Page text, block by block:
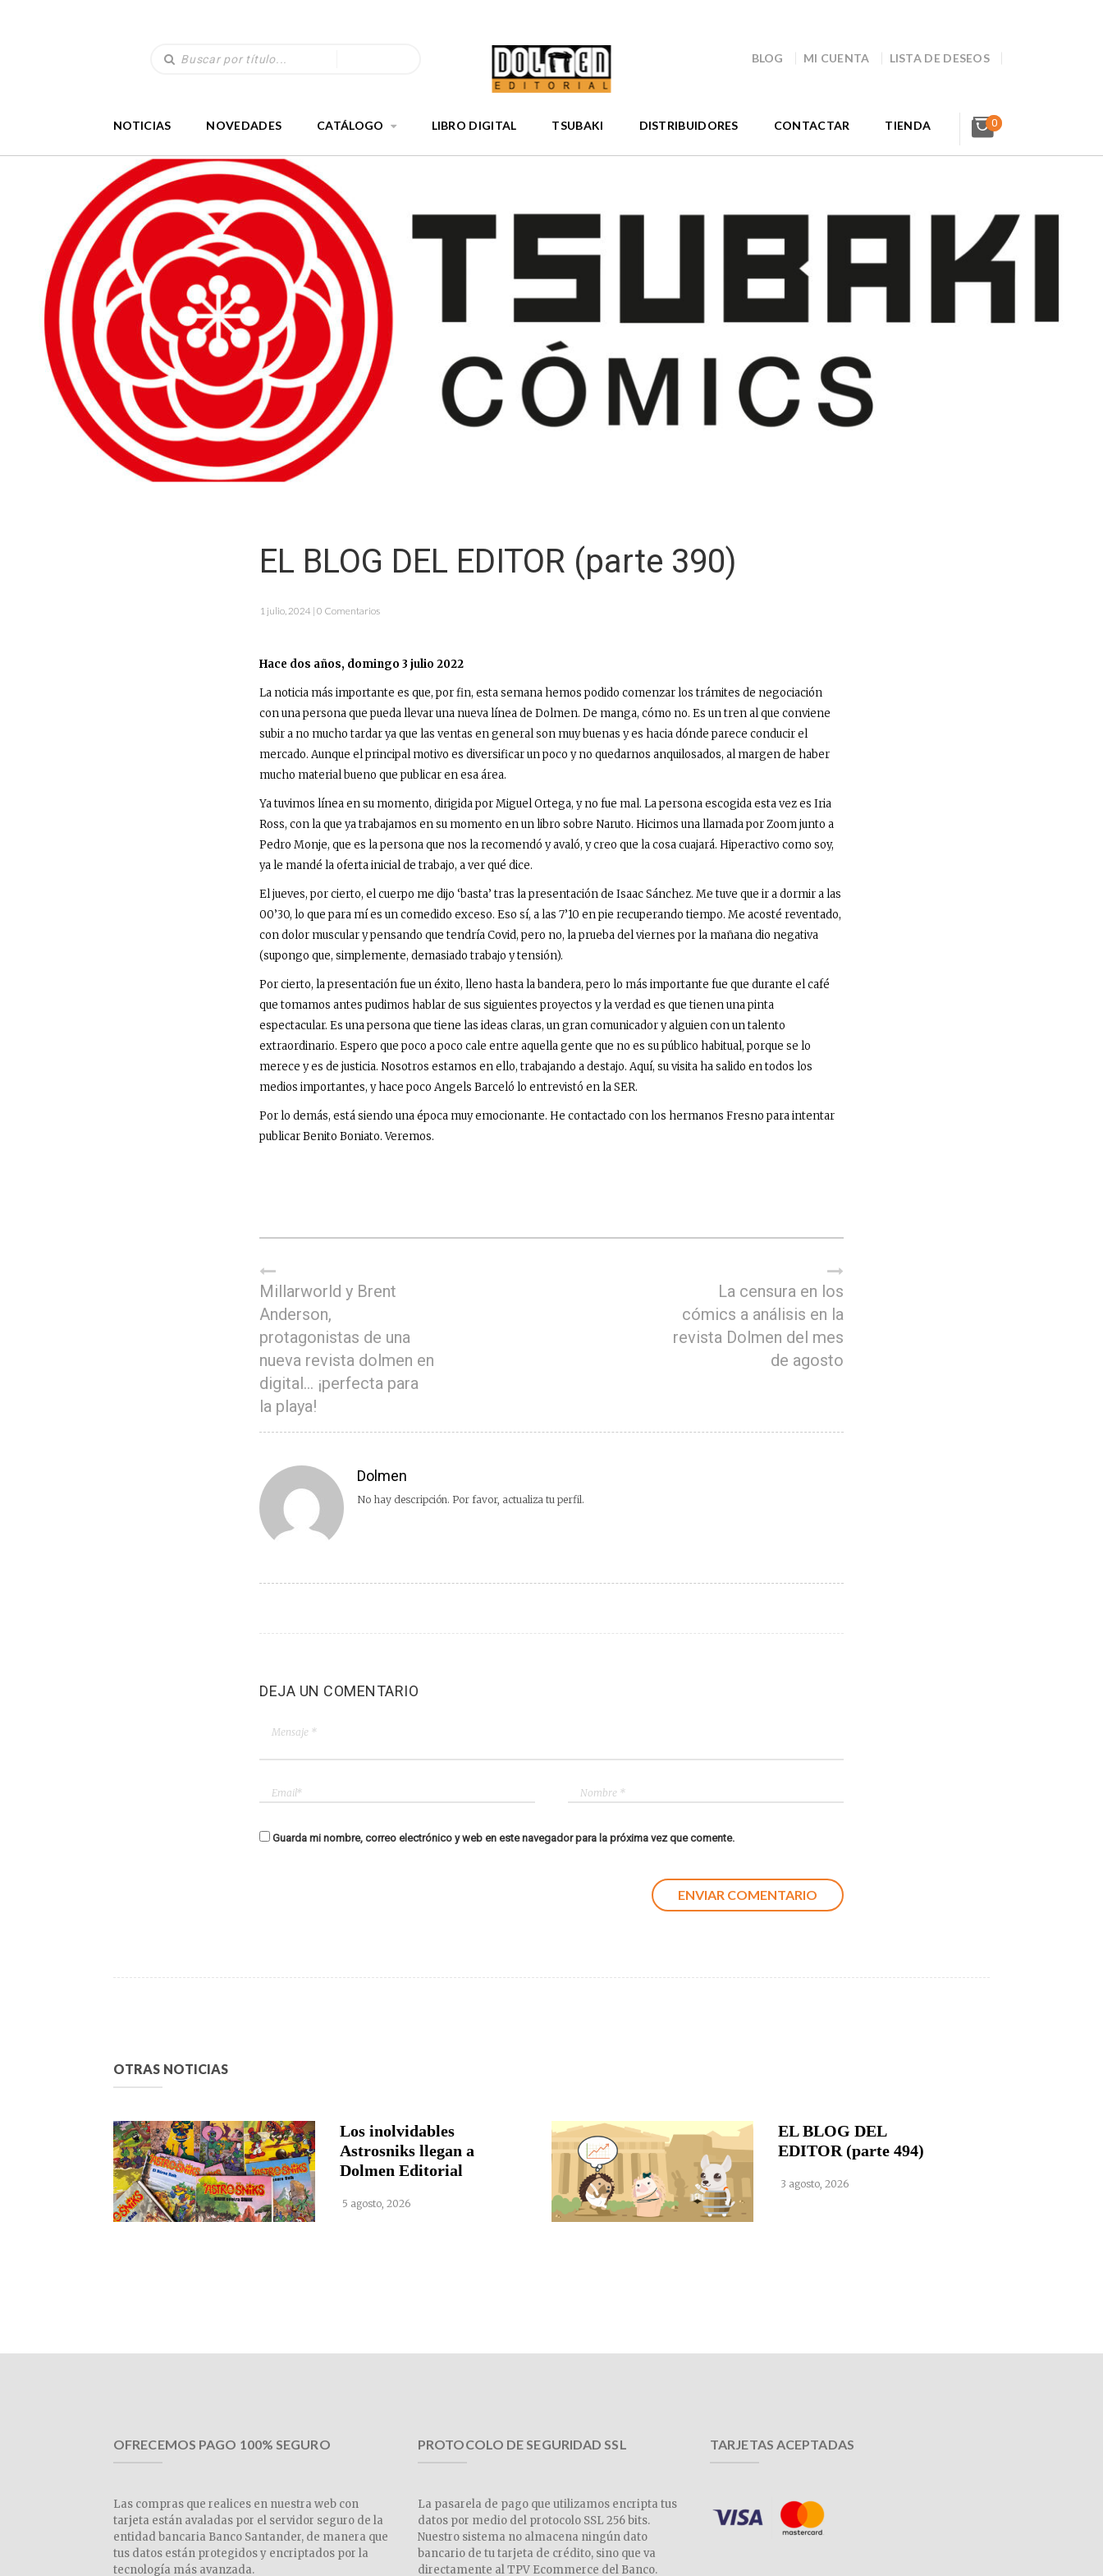
BLOG MI CUENTA LISTA DE DESEOS
NOTICIAS NOVEDADES CATÁLOGO LIBRO DIGITAL TSUBAKI DISTRIBUIDORES CONTACTAR TIENDA 0
EL BLOG DEL EDITOR (parte 390)
1 julio, 2024 | 0 Comentarios
Hace dos años, domingo 3 julio 2022
La noticia más importante es que, por fin, esta semana hemos podido comenzar los trámites de negociación
con una persona que pueda llevar una nueva línea de Dolmen. De manga, cómo no. Es un tren al que conviene
subir a no mucho tardar ya que las ventas en general son muy buenas y es hacia dónde parece conducir el
mercado. Aunque el principal motivo es diversificar un poco y no quedarnos anquilosados, al margen de haber
mucho material bueno que publicar en esa área.
Ya tuvimos línea en su momento, dirigida por Miguel Ortega, y no fue mal. La persona escogida esta vez es Iria
Ross, con la que ya trabajamos en su momento en un libro sobre Naruto. Hicimos una llamada por Zoom junto a
Pedro Monje, que es la persona que nos la recomendó y avaló, y creo que la cosa cuajará. Hiperactivo como soy,
ya le mandé la oferta inicial de trabajo, a ver qué dice.
El jueves, por cierto, el cuerpo me dijo ‘basta’ tras la presentación de Isaac Sánchez. Me tuve que ir a dormir a las
00’30, lo que para mí es un comedido exceso. Eso sí, a las 7’10 en pie recuperando tiempo. Me acosté reventado,
con dolor muscular y pensando que tendría Covid, pero no, la prueba del viernes por la mañana dio negativa
(supongo que, simplemente, demasiado trabajo y tensión).
Por cierto, la presentación fue un éxito, lleno hasta la bandera, pero lo más importante fue que durante el café
que tomamos antes pudimos hablar de sus siguientes proyectos y la verdad es que tienen una pinta
espectacular. Es una persona que tiene las ideas claras, un gran comunicador y alguien con un talento
extraordinario. Espero que poco a poco cale entre aquella gente que no es su público habitual, porque se lo
merece y es de justicia. Nosotros estamos en ello, trabajando a destajo. Aquí, su visita ha salido en todos los
medios importantes, y hace poco Angels Barceló lo entrevistó en la SER.
Por lo demás, está siendo una época muy emocionante. He contactado con los hermanos Fresno para intentar
publicarBenito Boniato. Veremos.
Millarworld y Brent
Anderson,
protagonistas de una
nueva revista dolmen en
digital… ¡perfecta para
la playa!
La censura en los
cómics a análisis en la
revista Dolmen del mes
de agosto
Dolmen
No hay descripción. Por favor, actualiza tu perfil.
DEJA UN COMENTARIO
Guarda mi nombre, correo electrónico y web en este navegador para la próxima vez que comente.
OTRAS NOTICIAS
Los inolvidables
Astrosniks llegan a
Dolmen Editorial
5 agosto, 2026
EL BLOG DEL
EDITOR (parte 494)
3 agosto, 2026
OFRECEMOS PAGO 100% SEGURO
Las compras que realices en nuestra web con
tarjeta están avaladas por el servidor seguro de la
entidad bancaria Banco Santander, de manera que
tus datos están protegidos y encriptados por la
tecnología más avanzada.
PROTOCOLO DE SEGURIDAD SSL
La pasarela de pago que utilizamos encripta tus
datos por medio del protocolo SSL 256 bits.
Nuestro sistema no almacena ningún dato
bancario de tu tarjeta de crédito, sino que va
directamente al TPV Ecommerce del Banco.
TARJETAS ACEPTADAS